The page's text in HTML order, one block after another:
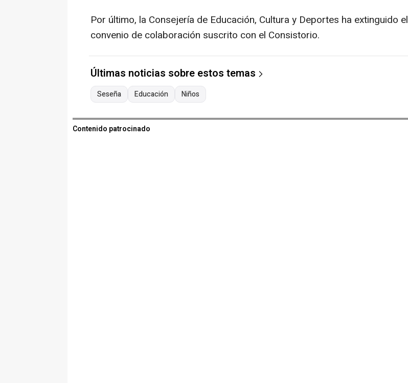
Por último, la Consejería de Educación, Cultura y Deportes ha extinguido el
convenio de colaboración suscrito con el Consistorio.
Últimas noticias sobre estos temas
Seseña Educación Niños
Contenido patrocinado